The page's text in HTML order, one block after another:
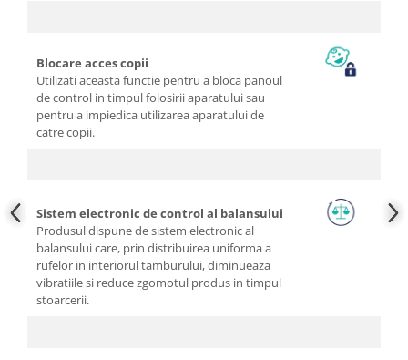
Blocare acces copii
Utilizati aceasta functie pentru a bloca panoul
de control in timpul folosirii aparatului sau
pentru a impiedica utilizarea aparatului de
catre copii.
Sistem electronic de control al balansului
Produsul dispune de sistem electronic al
balansului care, prin distribuirea uniforma a
rufelor in interiorul tamburului, diminueaza
vibratiile si reduce zgomotul produs in timpul
stoarcerii.